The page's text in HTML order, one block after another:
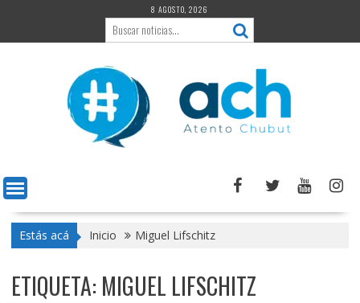
contenido
8 AGOSTO, 2026
Estás acá Inicio Miguel Lifschitz
ETIQUETA: MIGUEL LIFSCHITZ